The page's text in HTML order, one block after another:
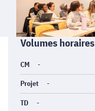
Informations
générales
Volumes horaires
CM -
Projet -
TD -